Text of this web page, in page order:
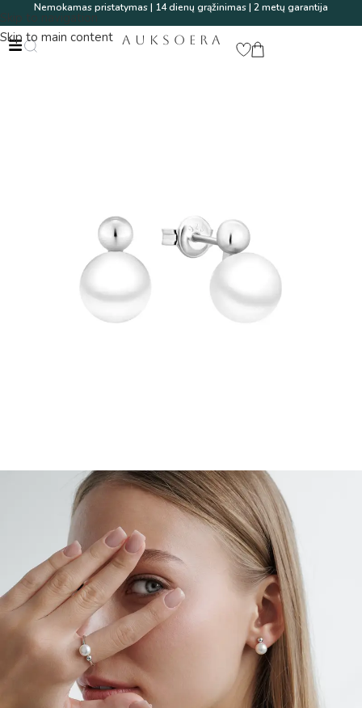
Skip to navigation
Skip to main content
Nemokamas pristatymas | 14 dienų grąžinimas | 2 metų garantija
AUKSOERA